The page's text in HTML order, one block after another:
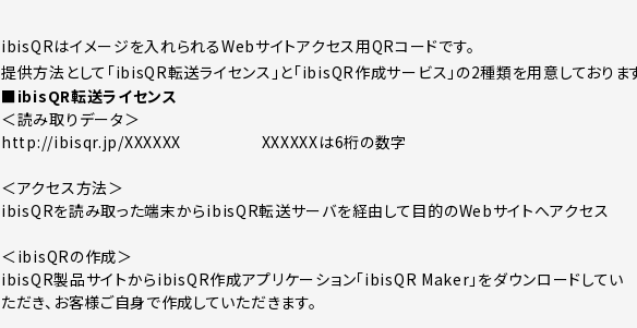
ibisQRはイメージを入れられるWebサイトアクセス用QRコードです。
提供方法として「ibisQR転送ライセンス」と「ibisQR作成サービス」の2種類を用意しておりま
■ibisQR転送ライセンス
＜読み取りデータ＞
http://ibisqr.jp/XXXXXX XXXXXXは6桁の数字
＜アクセス方法＞
ibisQRを読み取った端末からibisQR転送サーバを経由して目的のWebサイトへアクセス
＜ibisQRの作成＞
ibisQR製品サイトからibisQR作成アプリケーション「ibisQR Maker」をダウンロードしてい
ただき、お客様ご自身で作成していただきます。